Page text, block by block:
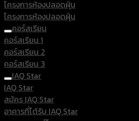
โครงการห้องปลอดฝุ่น
โครงการห้องปลอดฝุ่น
คอร์สเรียน
คอร์สเรียน 1
คอร์สเรียน 2
คอร์สเรียน 3
IAQ Star
IAQ Star
สมัคร IAQ Star
อาคารที่ได้รับ IAQ Star